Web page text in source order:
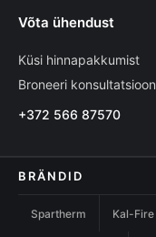
Võta ühendust
Küsi hinnapakkumist
Broneeri konsultatsioon
+372 566 87570
BRÄNDID
Spartherm Kal-Fire